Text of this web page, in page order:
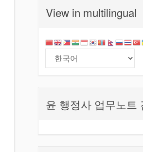
View in multilingual
윤 행정사 업무노트